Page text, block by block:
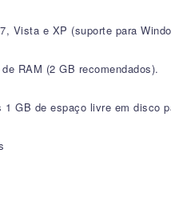
Vista e XP (suporte para
RAM (2 GB recomendados).
1 GB de espaço livre em disco